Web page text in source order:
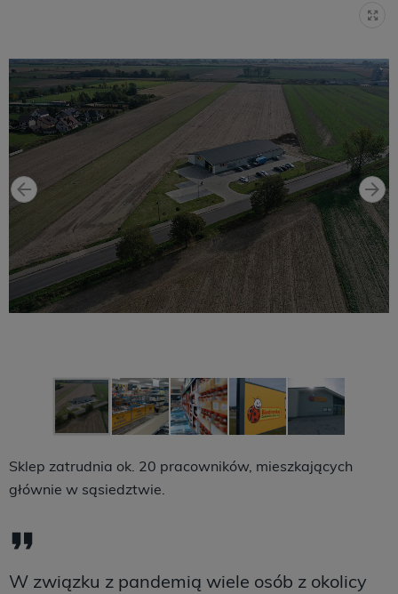
Sklep zatrudnia ok. 20 pracowników, mieszkających
głównie w sąsiedztwie.
W związku z pandemią wiele osób z okolicy